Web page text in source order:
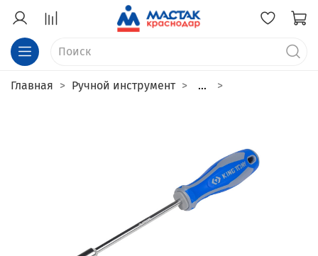
Главная Ручной инструмент ...